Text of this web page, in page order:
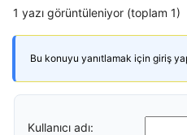
1 yazı görüntüleniyor (toplam 1)
Bu konuyu yanıtlamak için giriş
Kullanıcı adı: